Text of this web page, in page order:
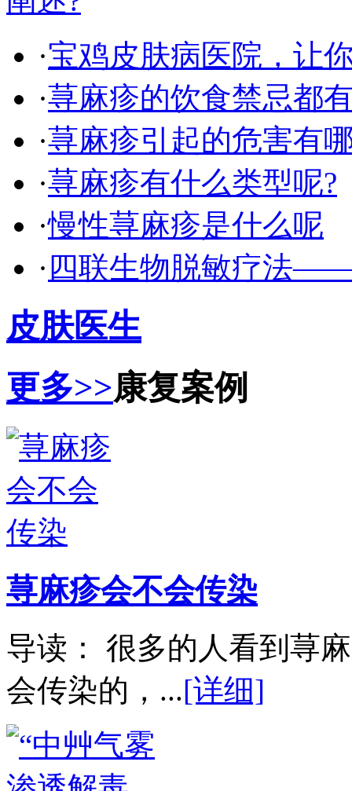
·宝鸡皮肤病医院，让
·荨麻疹的饮食禁忌都
·荨麻疹引起的危害有
·荨麻疹有什么类型呢?
·慢性荨麻疹是什么呢
· 四联生物脱敏疗法
皮肤医生
更多>>康复案例
荨麻疹会不会传染
导读： 很多的人看到荨
会传染的，...[详细]